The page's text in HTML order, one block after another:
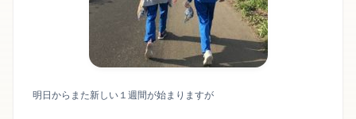
明日からまた新しい１週間が始まりますが